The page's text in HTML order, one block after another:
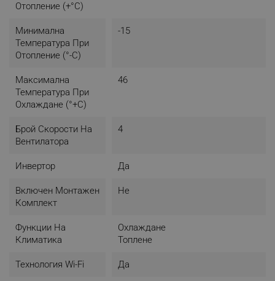
Отопление (+°C)
Минимална
Температура При
Отопление (°-C)
-15
Максимална
Температура При
Охлаждане (°+C)
46
Брой Скорости На
Вентилатора
4
Инвертор Да
Включен Монтажен
Комплект
Не
Функции На
Климатика
Охлаждане
Топлене
Технология Wi-Fi Да